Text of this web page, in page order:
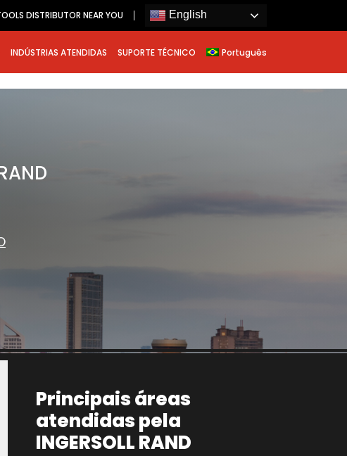
DISTRIBUTOR NEAR YOU English
INDÚSTRIAS ATENDIDAS SUPORTE TÉCNICO Português
Principais áreas
atendidas pela
INGERSOLL RAND